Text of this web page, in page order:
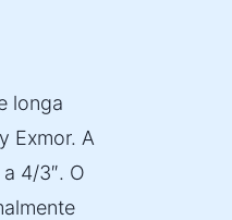
longa
Exmor. A
4/3″. O